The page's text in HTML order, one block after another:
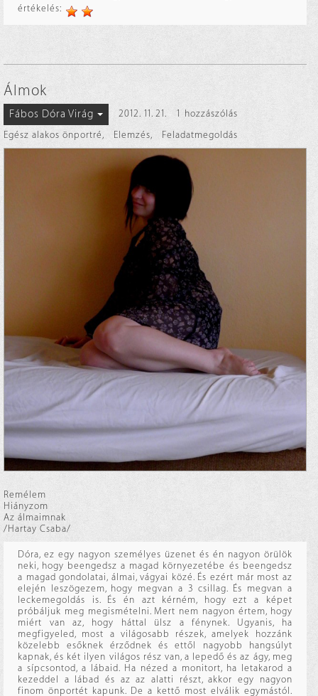
értékelés:
Álmok
Fábos Dóra Virág 2012. 11. 21.
1 hozzászólás
Egész alakos önportré , Elemzés, Feladatmegoldás
Remélem
Hiányzom
Az álmaimnak
/Hartay Csaba/
Dóra, ez egy nagyon személyes üzenet és én nagyon örülök
neki, hogy beengedsz a magad környezetébe és beengedsz
a magad gondolatai, álmai, vágyai közé. És ezért már most az
elején leszögezem, hogy megvan a 3 csillag. És megvan a
leckemegoldás is. És én azt kérném, hogy ezt a képet
próbáljuk meg megismételni. Mert nem nagyon értem, hogy
miért van az, hogy háttal ülsz a fénynek. Ugyanis, ha
megfigyeled, most a világosabb részek, amelyek hozzánk
közelebb esőknek érződnek és ettől nagyobb hangsúlyt
kapnak, és két ilyen világos rész van, a lepedő és az ágy, meg
a sípcsontod, a lábaid. Ha nézed a monitort, ha letakarod a
kezeddel a lábad és az az alatti részt, akkor egy nagyon
finom önportét kapunk. De a kettő most elválik egymástól.